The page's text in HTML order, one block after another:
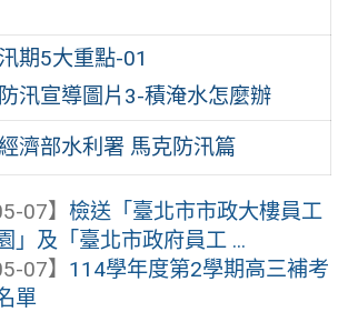
汛期5大重點-01
防汛宣導圖片3-積淹水怎麼辦
濟部水利署 馬克防汛篇
07】 檢送「臺北市市政大樓員工
」及「臺北市政府員工 ...
07】 114學年度第2學期高三補考
單